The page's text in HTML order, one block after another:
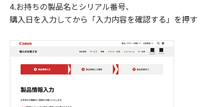
4.お持ちの製品名とシリアル番号、
購入日を入力してから「入力内容を確認する」を押す